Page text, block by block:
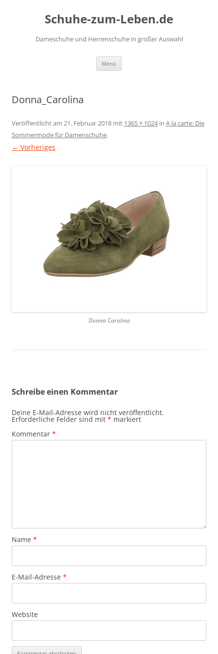
Schuhe-zum-Leben.de
Dameschuhe und Herrenschuhe in großer Auswahl
Menü
Donna_Carolina
Veröffentlicht am 21. Februar 2018 mit 1365 × 1024in A la carte: Die
Sommermode für Damenschuhe.
← Vorheriges
Donna Carolina
Schreibe einen Kommentar
Deine E-Mail-Adresse wird nicht veröffentlicht.
Erforderliche Felder sind mit * markiert
Kommentar *
Name *
E-Mail-Adresse *
Website